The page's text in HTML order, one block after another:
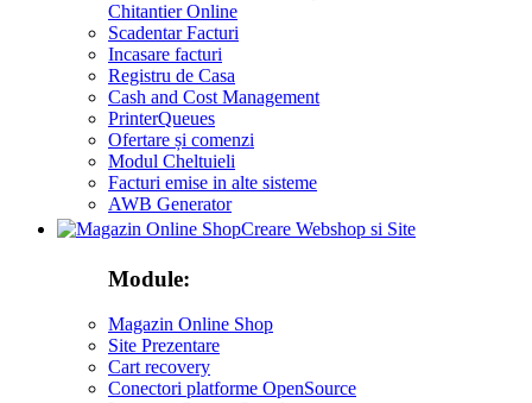
Chitantier Online
Scadentar Facturi
Incasare facturi
Registru de Casa
Cash and Cost Management
PrinterQueues
Ofertare și comenzi
Modul Cheltuieli
Facturi emise in alte sisteme
AWB Generator
Creare Webshop si Site
Module:
Magazin Online Shop
Site Prezentare
Cart recovery
Conectori platforme OpenSource